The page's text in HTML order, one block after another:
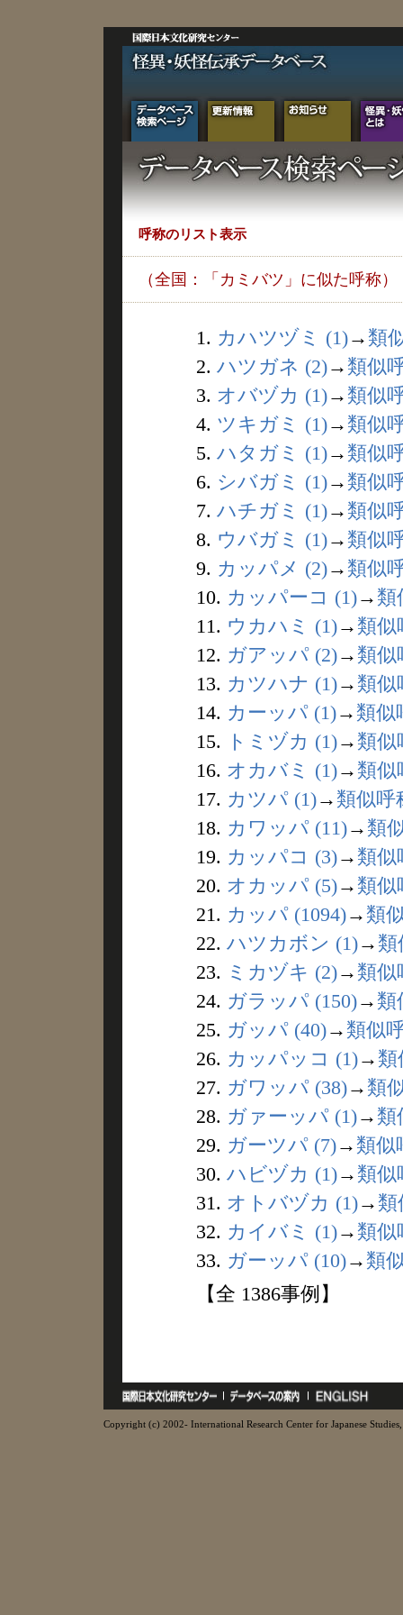
呼称のリスト表示
（全国：「カミバツ」に似た呼称）
1. カハツヅミ (1)→ 類
2. ハツガネ (2)→ 類似
3. オバヅカ (1)→ 類似
4. ツキガミ (1)→ 類似
5. ハタガミ (1)→ 類似
6. シバガミ (1)→ 類似
7. ハチガミ (1)→ 類似
8. ウバガミ (1)→ 類似
9. カッパメ (2)→ 類似
10. カッパーコ (1)→ 類
11. ウカハミ (1)→ 類似
12. ガアッパ (2)→ 類似
13. カツハナ (1)→ 類似
14. カーッパ (1)→ 類似
15.
トミヅカ (1)→ 類似
16. オカバミ (1)→ 類似
17. カツパ (1)→ 類似呼
18. カワッパ (11)→ 類
19. カッパコ (3)→ 類似
20. オカッパ (5)→ 類似
21. カッパ (1094)→ 類
22. ハツカボン (1)→ 類
23. ミカヅキ (2)→ 類似
24. ガラッパ (150)→ 類
25. ガッパ (40)→ 類似
26. カッパッコ (1)→ 類
27. ガワッパ (38)→ 類
28. ガァーッパ (1)→ 類
29. ガーツパ (7)→ 類似
30. ハビヅカ (1)→ 類似
31. オトバヅカ (1)→ 類
32. カイバミ (1)→ 類似
33. ガーッパ (10)→ 類
【全 1386事例】
Copyright (c) 2002- International Research Center for Japanese